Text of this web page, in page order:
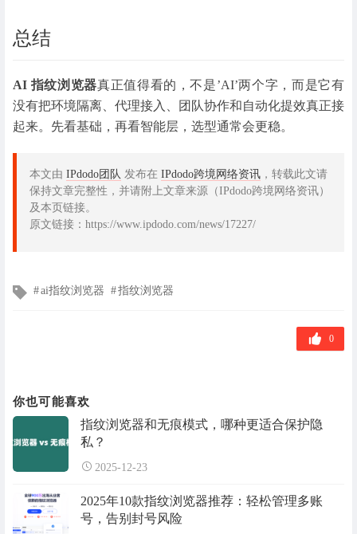
总结
AI 指纹浏览器真正值得看的，不是’AI’两个字，而是它有
没有把环境隔离、代理接入、团队协作和自动化提效真正接
起来。先看基础，再看智能层，选型通常会更稳。
本文由 IPdodo团队 发布在 IPdodo跨境网络资讯 ，转载此文请
保持文章完整性，并请附上文章来源（IPdodo跨境网络资讯）
及本页链接。
原文链接：https://www.ipdodo.com/news/17227/
文ai指纹浏览器 指纹浏览器
0
你也可能喜欢
指纹浏览器和无痕模式，哪种更适合保护隐
私？
2025-12-23
2025年10款指纹浏览器推荐：轻松管理多账
号，告别封号风险